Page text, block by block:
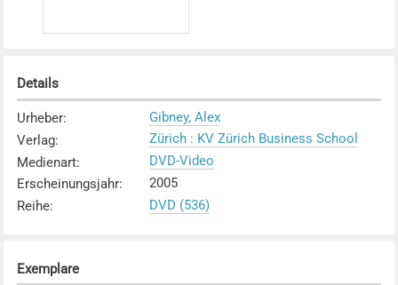
Details
Urheber:
Gibney, Alex
Verlag:
Zürich : KV Zürich Business School
Medienart:
DVD-Video
Erscheinungsjahr:
2005
Reihe: DVD (536)
Exemplare